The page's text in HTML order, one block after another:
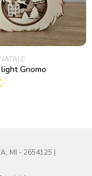
Gnomo
MI - 2654125 |